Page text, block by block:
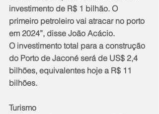
investimento de R$ 1 bilhão. O
primeiro petroleiro vai atracar no porto
em 2024”, disse João Acácio.
O investimento total para a construção
do Porto de Jaconé será de US$ 2,4
bilhões, equivalentes hoje a R$ 11
bilhões.
Turismo